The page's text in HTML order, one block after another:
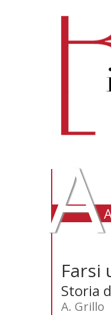
A
Farsi
Storia
A. Grillo